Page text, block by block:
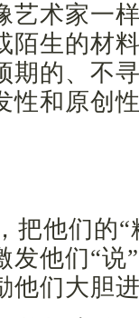
艺术家一
陌生的材
期的、不
性和原创
把他们的“
发他们“说
他们大胆